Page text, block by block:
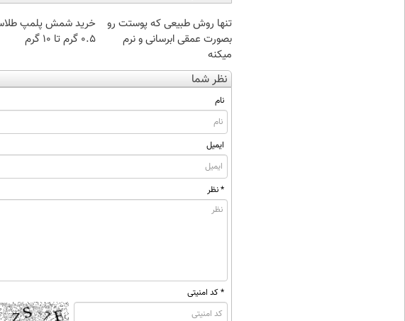
تنها روش طبیعی که پوستت رو
بصورت عمقی ابرسانی و نرم
میکنه
خرید شمش پلمپ
۰.۵ گرم تا ۱۰ گرم
نظر شما
نام
ایمیل
* نظر
* کد امنیتی